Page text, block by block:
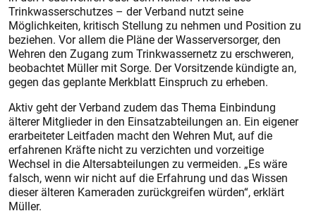
Trinkwasserschutzes – der Verband nutzt seine
Möglichkeiten, kritisch Stellung zu nehmen und Position zu
beziehen. Vor allem die Pläne der Wasserversorger, den
Wehren den Zugang zum Trinkwassernetz zu erschweren,
beobachtet Müller mit Sorge. Der Vorsitzende kündigte an,
gegen das geplante Merkblatt Einspruch zu erheben.
Aktiv geht der Verband zudem das Thema Einbindung
älterer Mitglieder in den Einsatzabteilungen an. Ein eigener
erarbeiteter Leitfaden macht den Wehren Mut, auf die
erfahrenen Kräfte nicht zu verzichten und vorzeitige
Wechsel in die Altersabteilungen zu vermeiden. „Es wäre
falsch, wenn wir nicht auf die Erfahrung und das Wissen
dieser älteren Kameraden zurückgreifen würden“, erklärt
Müller.